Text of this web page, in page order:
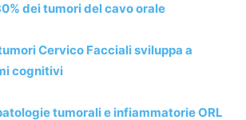
dei tumori del cavo orale
Cervico Facciali sviluppa a
cognitivi
tumorali e infiammatorie ORL